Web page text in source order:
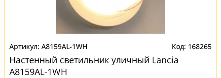
A8159AL-1WH 168265
Настенный светильник уличный Lancia
A8159AL-1WH